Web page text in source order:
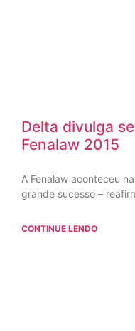
Delta divulga
Fenalaw 2015
A Fenalaw aconteceu
grande sucesso –
CONTINUE LENDO